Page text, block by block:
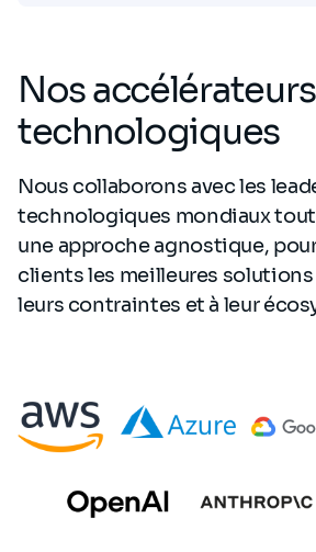
Nos accélérateurs
technologiques
Nous collaborons avec les
technologiques mondiaux
une approche agnostique,
clients les meilleures solutions
leurs contraintes et à leur